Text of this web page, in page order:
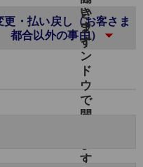
更・払い戻し（お客さま
都合以外の事由）